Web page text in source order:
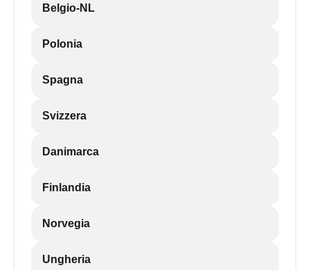
Belgio-NL
Polonia
Spagna
Svizzera
Danimarca
Finlandia
Norvegia
Ungheria